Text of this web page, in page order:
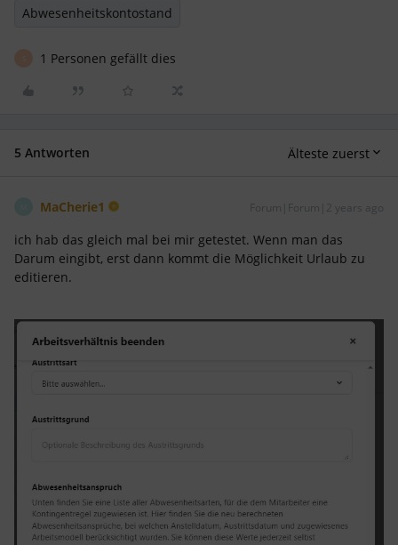
Abwesenheitskontostand
1 Personen gefällt dies
5 Antworten Älteste zuerst
MaCherie1 Forum|Forum|2 years ago
ich hab das gleich mal bei mir getestet. Wenn man das
Darum eingibt, erst dann kommt die Möglichkeit Urlaub zu
editieren.